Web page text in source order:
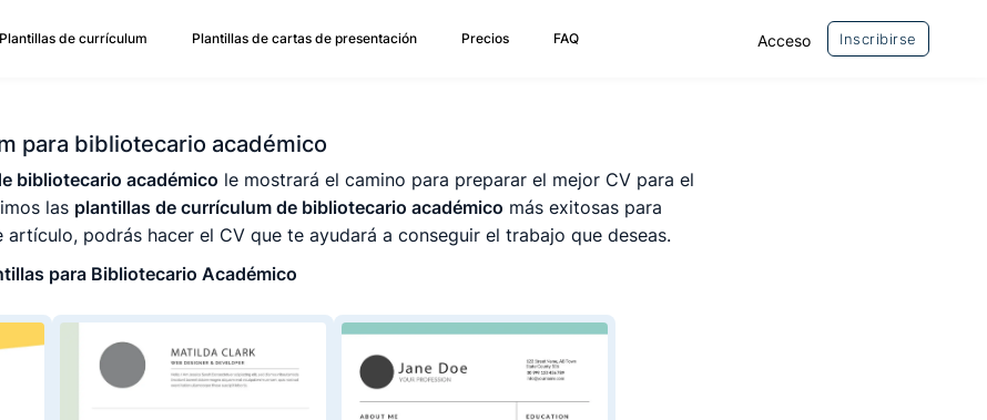
Inscribirse
Acceso
Plantillas de currículum Plantillas de cartas de presentación Precios FAQ
para bibliotecario académico
bibliotecario académico le mostrará el camino para preparar el mejor CV para el
las plantillas de currículum de bibliotecario académico más exitosas para
artículo, podrás hacer el CV que te ayudará a conseguir el trabajo que deseas.
para Bibliotecario Académico